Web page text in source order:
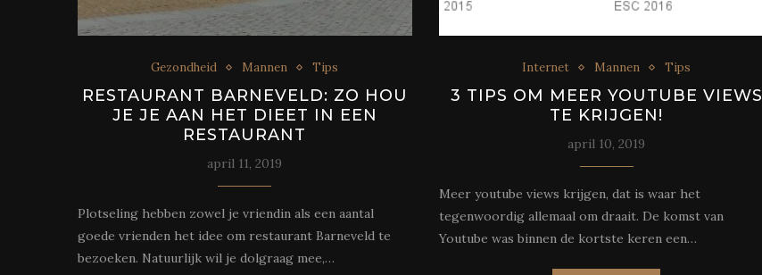
Gezondheid Mannen Tips
RESTAURANT BARNEVELD: ZO HOU
JE JE AAN HET DIEET IN EEN
RESTAURANT
april 11, 2019
Plotseling hebben zowel je vriendin als een aantal
goede vrienden het idee om restaurant Barneveld te
bezoeken. Natuurlijk wil je dolgraag mee,…
Internet Mannen Tips
3 TIPS OM MEER YOUTUBE VIEWS
TE KRIJGEN!
april 10, 2019
Meer youtube views krijgen, dat is waar het
tegenwoordig allemaal om draait. De komst van
Youtube was binnen de kortste keren een…